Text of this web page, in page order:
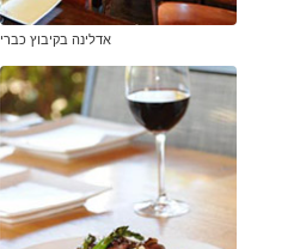
אדלינה בקיבוץ כברי